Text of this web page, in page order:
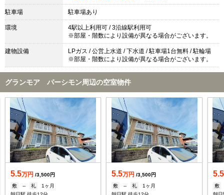
駐車場 駐車場あり
環境
4駅以上利用可 / 3沿線駅利用可
※部屋・階数により設備が異なる場合がございます。
建物設備
LPガス / 公営上水道 / 下水道 / 駐車場1台無料 / 駐輪場
※部屋・階数により設備が異なる場合がございます。
グランモア パーシモン周辺の空室物件
5.5万円 /3,500円
敷
-- 礼
1ヶ月
5.5万円 /3,500円
敷
-- 礼
1ヶ月
5.5
敷